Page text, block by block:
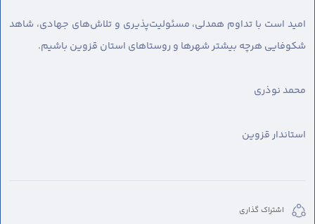
امید است با تداوم همدلی، مسئولیت‌پذیری و تلاش‌های جهادی، شاهد
شکوفایی هرچه بیشتر شهرها و روستاهای استان قزوین باشیم.
محمد نوذری
استاندار قزوین
اشتراک گذاری